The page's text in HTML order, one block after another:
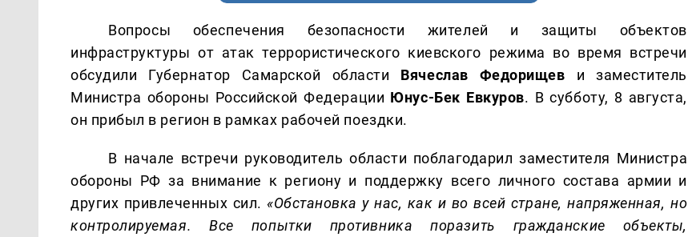
Вопросы обеспечения безопасности жителей и защиты объектов
инфраструктуры от атак террористического киевского режима во время встречи
обсудили Губернатор Самарской области Вячеслав Федорищев и заместитель
Министра обороны Российской Федерации Юнус-Бек Евкуров. В субботу, 8 августа,
он прибыл в регион в рамках рабочей поездки.
В начале встречи руководитель области поблагодарил заместителя Министра
обороны РФ за внимание к региону и поддержку всего личного состава армии и
других привлеченных сил.«Обстановка у нас, как и во всей стране, напряженная, но
контролируемая. Все попытки противника поразить гражданские объекты,